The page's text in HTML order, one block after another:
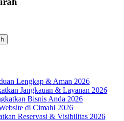
Lengkap & Aman 2026
Jangkauan & Layanan 2026
Bisnis Anda 2026
di Cimahi 2026
Reservasi & Visibilitas 2026